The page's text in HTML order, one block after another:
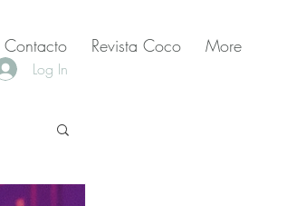
Contacto Revista Coco More
Log In